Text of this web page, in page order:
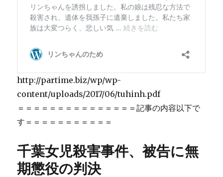
http://partime.biz/wp/wp-
content/uploads/2017/06/tuhinh.pdf
＝＝＝＝＝＝＝＝＝＝＝＝＝＝＝記事の内容以下で
す＝＝＝＝＝＝＝＝＝＝＝
千葉女児殺害事件、被告に無
期懲役の判決